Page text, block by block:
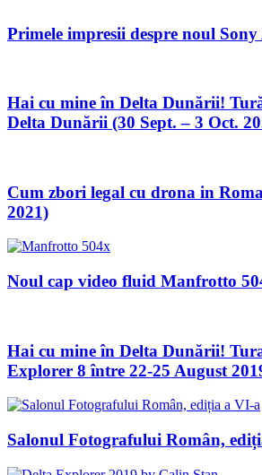
Primele impresii despre noul
Hai cu mine în Delta Dunării!
Delta Dunării (30 Sept. – 3 Oct.
Cum zbori legal cu drona in
2021)
Noul cap video fluid Manfrotto
Hai cu mine în Delta Dunării!
Explorer 8 între 22-25 August
Salonul Fotografului Român,